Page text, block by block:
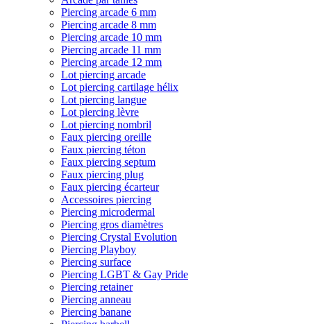
Piercing arcade 6 mm
Piercing arcade 8 mm
Piercing arcade 10 mm
Piercing arcade 11 mm
Piercing arcade 12 mm
Lot piercing arcade
Lot piercing cartilage hélix
Lot piercing langue
Lot piercing lèvre
Lot piercing nombril
Faux piercing oreille
Faux piercing téton
Faux piercing septum
Faux piercing plug
Faux piercing écarteur
Accessoires piercing
Piercing microdermal
Piercing gros diamètres
Piercing Crystal Evolution
Piercing Playboy
Piercing surface
Piercing LGBT & Gay Pride
Piercing retainer
Piercing anneau
Piercing banane